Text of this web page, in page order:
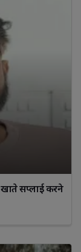
खाते सप्लाई करने